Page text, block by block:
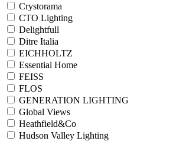
Crystorama
CTO Lighting
Delightfull
Ditre Italia
EICHHOLTZ
Essential Home
FEISS
FLOS
GENERATION LIGHTING
Global Views
Heathfield&Co
Hudson Valley Lighting